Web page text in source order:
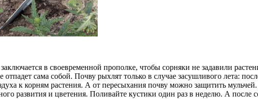
в своевременной прополке, чтобы сорняки не задавили
сама собой. Почву рыхлят только в случае засушливого лета:
к корням растения. А от пересыхания почву можно защитить мульчей.
развития и цветения. Поливайте кустики один раз в неделю. А